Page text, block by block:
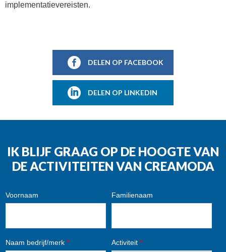
implementatievereisten.
DELEN OP FACEBOOK
DELEN OP LINKEDIN
IK BLIJF GRAAG OP DE HOOGTE VAN
DE ACTIVITEITEN VAN CREAMODA
Voornaam Familienaam
Naam bedrijf/merk * Activiteit *